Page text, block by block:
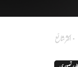
اکثر شائع